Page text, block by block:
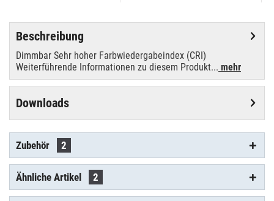
Beschreibung
Dimmbar Sehr hoher Farbwiedergabeindex (CRI)
Weiterführende Informationen zu diesem Produkt... mehr
Downloads
Zubehör 2
Ähnliche Artikel 2